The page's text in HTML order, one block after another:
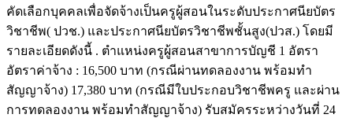
คัดเลือกบุคคลเพื่อจัดจ้างเป็นครูผู้สอนในระดับประกาศนียบัตร
วิชาชีพ( ปวช.) และประกาศนียบัตรวิชาชีพชั้นสูง(ปวส.) โดยมี
รายละเอียดดังนี้ . ตำแหน่งครูผู้สอนสาขาการบัญชี 1 อัตรา
อัตราค่าจ้าง : 16,500 บาท (กรณีผ่านทดลองงาน พร้อมทำ
สัญญาจ้าง) 17,380 บาท (กรณีมีใบประกอบวิชาชีพครู และผ่าน
การทดลองงาน พร้อมทำสัญญาจ้าง) รับสมัครระหว่างวันที่ 24